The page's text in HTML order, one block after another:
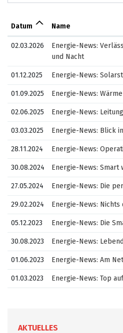
AKTUELLES
Datum Name
02.03.2026
Energie-News:
und Nacht
01.12.2025 Energie-News:
01.09.2025 Energie-News:
02.06.2025 Energie-News:
03.03.2025 Energie-News: Blick
28.11.2024 Energie-News:
30.08.2024 Energie-News: Smart
27.05.2024 Energie-News: Die
29.02.2024 Energie-News:
05.12.2023 Energie-News: Die
30.08.2023 Energie-News:
01.06.2023 Energie-News: Am
01.03.2023 Energie-News: Top